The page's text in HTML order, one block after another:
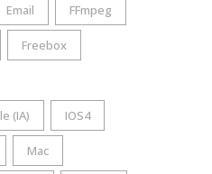
Email FFmpeg
Freebox
(IA) IOS4
Mac